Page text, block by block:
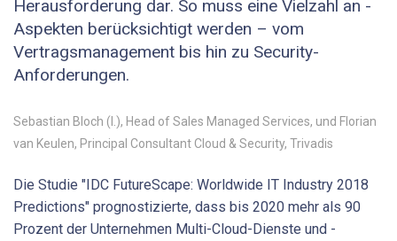
Herausforderung dar. So muss eine Vielzahl an ­
Aspekten berücksichtigt werden – vom
Vertragsmanagement bis hin zu Security-
Anforderungen.
Sebastian Bloch (l.), Head of Sales Managed Services, und Florian
van Keulen, Principal Consultant Cloud & Security, Trivadis
Die Studie "IDC FutureScape: Worldwide IT Industry 2018
Predictions" prognostizierte, dass bis 2020 mehr als 90
Prozent der Unternehmen Multi-Cloud-Dienste und -